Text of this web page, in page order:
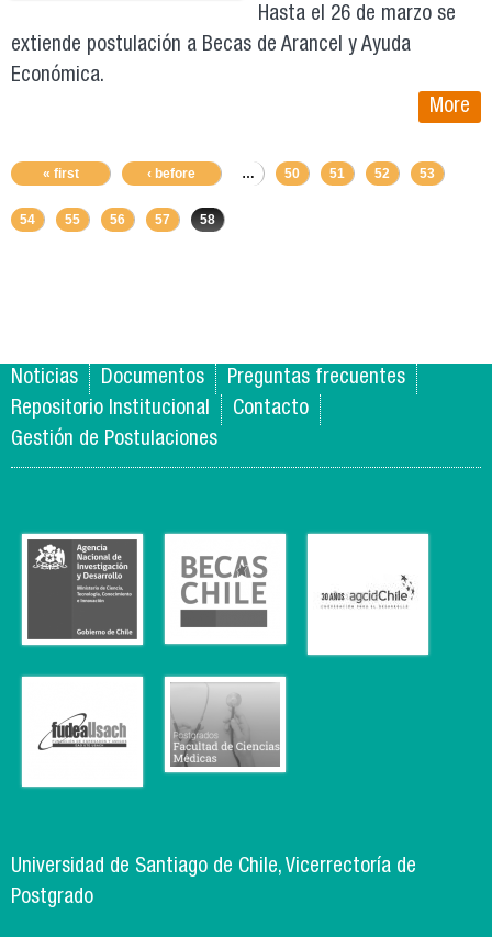
Hasta el 26 de marzo se
extiende postulación a Becas de Arancel y Ayuda
Económica.
More
« first ‹ before … 50 51 52 53
54 55 56 57 58
Noticias Documentos
Preguntas frecuentes
Repositorio Institucional
Contacto
Gestión de Postulaciones
Universidad de Santiago de Chile, Vicerrectoría de
Postgrado